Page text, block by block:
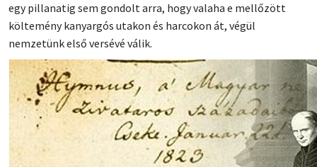
egy pillanatig sem gondolt arra, hogy valaha e mellőzött
költemény kanyargós utakon és harcokon át, végül
nemzetünk első versévé válik.